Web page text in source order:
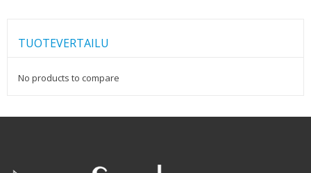
TUOTEVERTAILU
No products to compare